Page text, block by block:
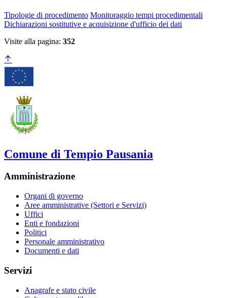
Tipologie di procedimento Monitoraggio tempi procedimentali
Dichiarazioni sostitutive e acquisizione d'ufficio dei dati
Visite alla pagina: 352
Comune di Tempio Pausania
Amministrazione
Organi di governo
Aree amministrative (Settori e Servizi)
Uffici
Enti e fondazioni
Politici
Personale amministrativo
Documenti e dati
Servizi
Anagrafe e stato civile